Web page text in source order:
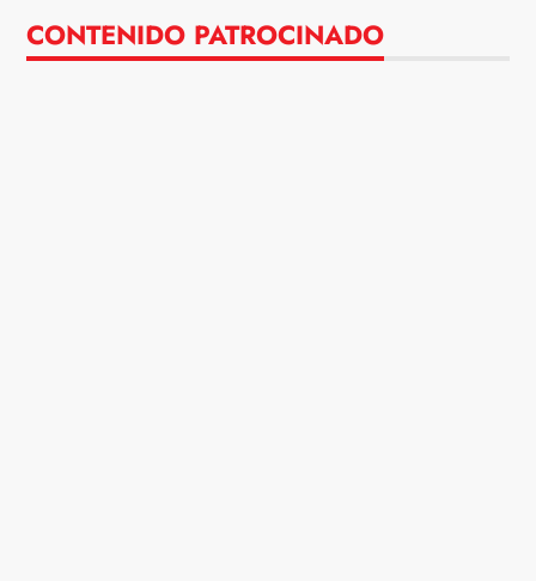
CONTENIDO PATROCINADO